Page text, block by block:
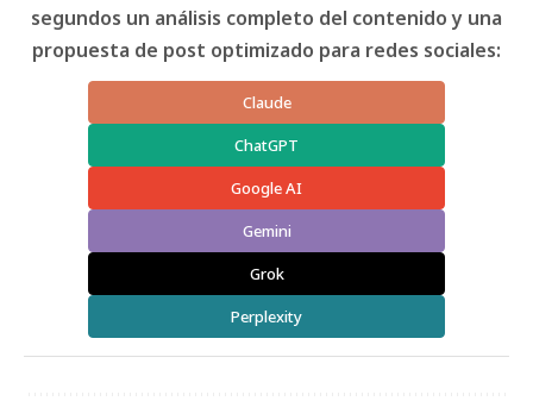
segundos un análisis completo del contenido y una
propuesta de post optimizado para redes sociales:
Claude
ChatGPT
Google AI
Gemini
Grok
Perplexity